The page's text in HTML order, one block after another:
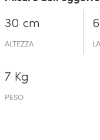
30 cm
ALTEZZA
7 Kg
PESO